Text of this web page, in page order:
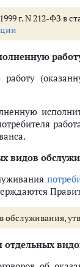
г. N 212-ФЗ в
видов
обслуживания,